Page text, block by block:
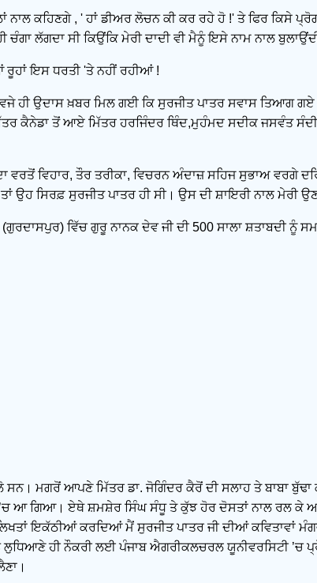
ਨਾਲ ਕਹਿਣਗੇ , ' ਹਾਂ ਡੀਅਰ ਲੋਚਨ ਕੀ ਕਰ ਰਹੇ ਹੋ !' ਤੇ ਫਿਰ ਕਿਸੇ
ਲੱਗਦਾ ਸੀ ਕਿਉਂਕਿ ਮੇਰੀ ਦਾਦੀ ਵੀ ਮੈਨੂੰ ਇਸੇ ਨਾਮ ਨਾਲ
ਇਸ ਧਰਤੀ 'ਤੇ ਨਹੀਂ ਰਹੀਆਂ !
ਉਦਾਸ ਖ਼ਬਰ ਮਿਲ ਗਈ ਕਿ ਸੁਰਜੀਤ ਪਾਤਰ ਸਵਾਸ ਤਿਆਗ ਗਏ
ਕੈਨੇਡਾ ਤੋਂ ਆਏ ਮਿੱਤਰ ਹਰਜਿੰਦਰ ਥਿੰਦ,ਮੁਹੰਮਦ ਸਦੀਕ ਜਸਵੰਤ
ਵਿਹਾਰ, ਤੌਰ ਤਰੀਕਾ, ਵਿਚਰਨ ਅੰਦਾਜ਼ ਸਹਿਜ ਸੁਭਾਅ ਵਰਗੇ
ਉਹ ਸਿਰਫ਼ ਸੁਰਜੀਤ ਪਾਤਰ ਹੀ ਸੀ। ਉਸ ਦੀ ਸ਼ਾਇਰੀ ਨਾਲ ਮੇਰੀ
(ਗੁਰਦਾਸਪੁਰ) ਵਿੱਚ ਗੁਰੂ ਨਾਨਕ ਦੇਵ ਜੀ ਦੀ 500 ਸਾਲਾ ਸ਼ਤਾਬਦੀ ਨੂੰ
ਸਨ। ਮਗਰੋਂ ਆਪਣੇ ਮਿੱਤਰ ਡਾ. ਜੋਗਿੰਦਰ ਕੈਰੋਂ ਦੀ ਸਲਾਹ ਤੇ ਬਾਬਾ
ਆ ਗਿਆ। ਏਥੇ ਸ਼ਮਸ਼ੇਰ ਸਿੰਘ ਸੰਧੂ ਤੇ ਕੁੱਝ ਹੋਰ ਦੋਸਤਾਂ ਨਾਲ ਰਲ ਕੇ
ਇਕੱਠੀਆਂ ਕਰਦਿਆਂ ਮੈਂ ਸੁਰਜੀਤ ਪਾਤਰ ਜੀ ਦੀਆਂ ਕਵਿਤਾਵਾਂ
ਹੀ ਨੌਕਰੀ ਲਈ ਪੰਜਾਬ ਐਗਰੀਕਲਚਰਲ ਯੂਨੀਵਰਸਿਟੀ ’ਚ